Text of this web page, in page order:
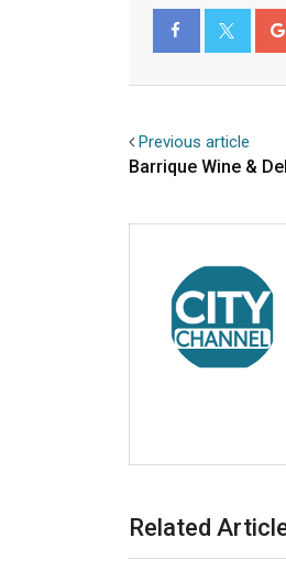
Previous article
Barrique Wine &
Related